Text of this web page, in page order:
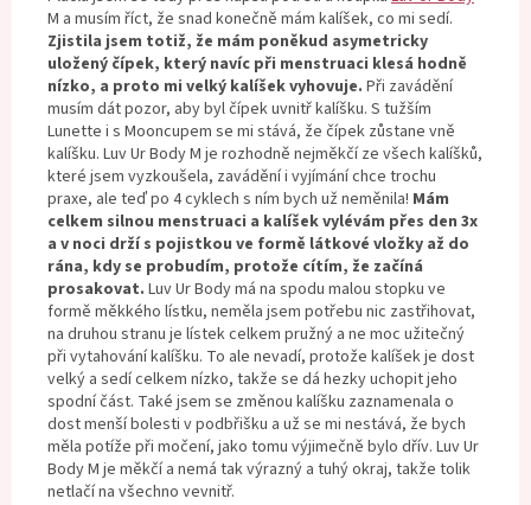
M a musím říct, že snad konečně mám kalíšek, co mi sedí.
Zjistila jsem totiž, že mám poněkud asymetricky
uložený čípek, který navíc při menstruaci klesá hodně
nízko, a proto mi velký kalíšek vyhovuje. Při zavádění
musím dát pozor, aby byl čípek uvnitř kalíšku. S tužším
Lunette i s Mooncupem se mi stává, že čípek zůstane vně
kalíšku. Luv Ur Body M je rozhodně nejměkčí ze všech kalíšků,
které jsem vyzkoušela, zavádění i vyjímání chce trochu
praxe, ale teď po 4 cyklech s ním bych už neměnila! Mám
celkem silnou menstruaci a kalíšek vylévám přes den 3x
a v noci drží s pojistkou ve formě látkové vložky až do
rána, kdy se probudím, protože cítím, že začíná
prosakovat. Luv Ur Body má na spodu malou stopku ve
formě měkkého lístku, neměla jsem potřebu nic zastřihovat,
na druhou stranu je lístek celkem pružný a ne moc užitečný
při vytahování kalíšku. To ale nevadí, protože kalíšek je dost
velký a sedí celkem nízko, takže se dá hezky uchopit jeho
spodní část. Také jsem se změnou kalíšku zaznamenala o
dost menší bolesti v podbřišku a už se mi nestává, že bych
měla potíže při močení, jako tomu výjimečně bylo dřív. Luv Ur
Body M je měkčí a nemá tak výrazný a tuhý okraj, takže tolik
netlačí na všechno vevnitř.